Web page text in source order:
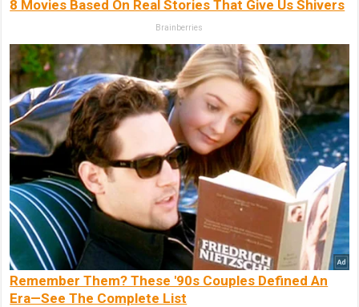
8 Movies Based On Real Stories That Give Us Shivers
Brainberries
Remember Them? These '90s Couples Defined An
Era—See The Complete List